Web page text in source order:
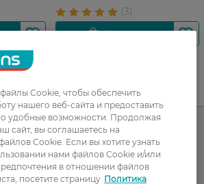
UA RU
Мужчинам
Cookie, чтобы обеспечить
нашего веб-сайта и предоставить
удобные возможности. Продолжая
сайт, вы соглашаетесь на
Cookie. Если вы хотите узнать
нами файлов Cookie и/или
в отношении файлов
посетите страницу Политика